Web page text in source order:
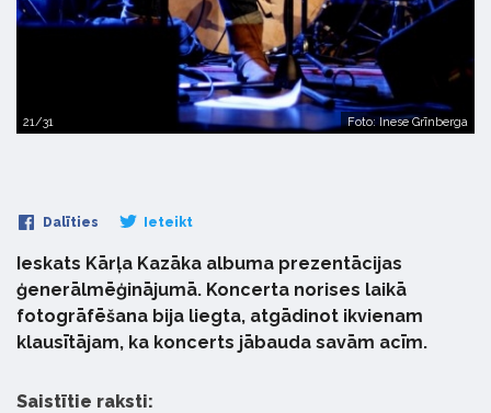
21/31 Foto: Inese Grīnberga
Dalīties Ieteikt
Ieskats Kārļa Kazāka albuma prezentācijas
ģenerālmēģinājumā. Koncerta norises laikā
fotogrāfēšana bija liegta, atgādinot ikvienam
klausītājam, ka koncerts jābauda savām acīm.
Saistītie raksti: